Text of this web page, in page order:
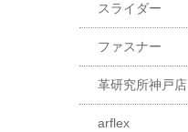
スライダー
ファスナー
革研究所神戸店
arflex